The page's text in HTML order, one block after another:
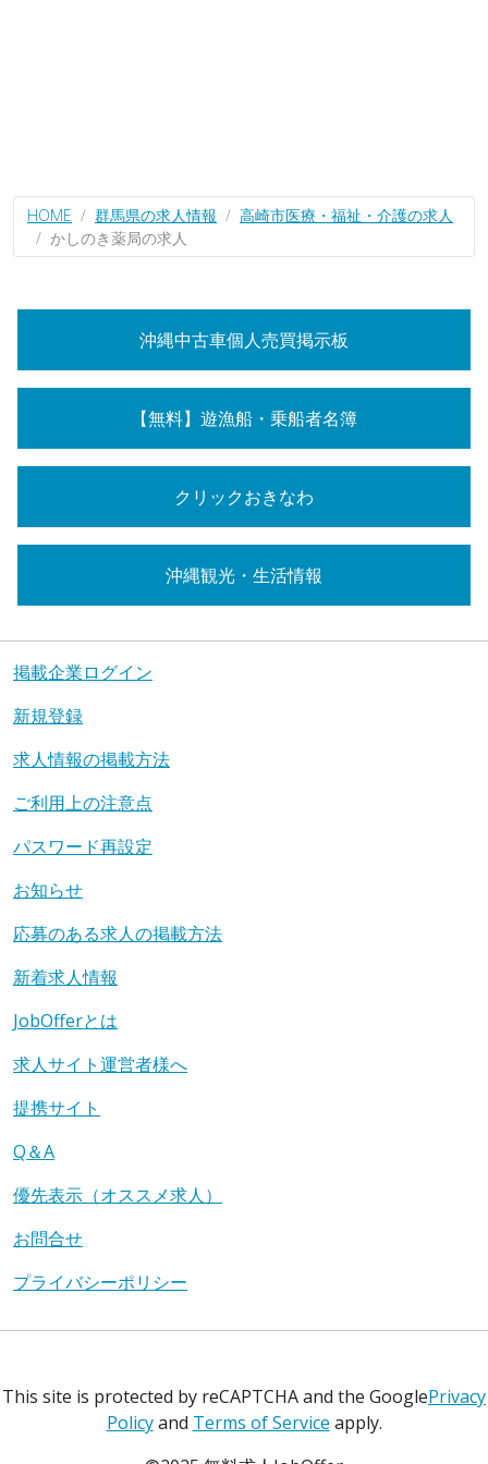
HOME 群馬県の求人情報
高崎市医療・福祉・介護の求人
かしのき薬局の求人
沖縄中古車個人売買掲示板
【無料】遊漁船・乗船者名簿
クリックおきなわ
沖縄観光・生活情報
掲載企業ログイン
新規登録
求人情報の掲載方法
ご利用上の注意点
パスワード再設定
お知らせ
応募のある求人の掲載方法
新着求人情報
JobOfferとは
求人サイト運営者様へ
提携サイト
Q＆A
優先表示（オススメ求人）
お問合せ
プライバシーポリシー
This site is protected by reCAPTCHA and the GooglePrivacy
Policyand Terms of Service apply.